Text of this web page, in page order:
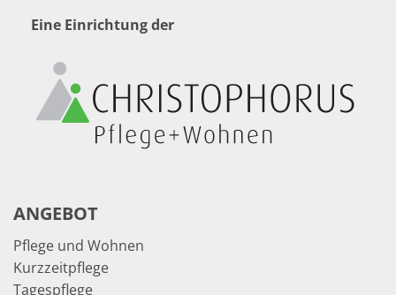
Eine Einrichtung der
ANGEBOT
Pflege und Wohnen
Kurzzeitpflege
Tagespflege